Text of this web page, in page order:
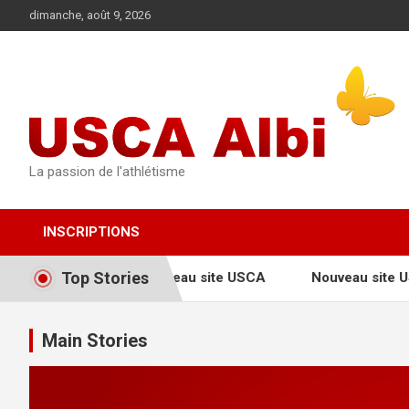
au
dimanche, août 9, 2026
La passion de l'athlétisme
INSCRIPTIONS
Top StoriesNouveau site USCA Nouveau site
Main Stories